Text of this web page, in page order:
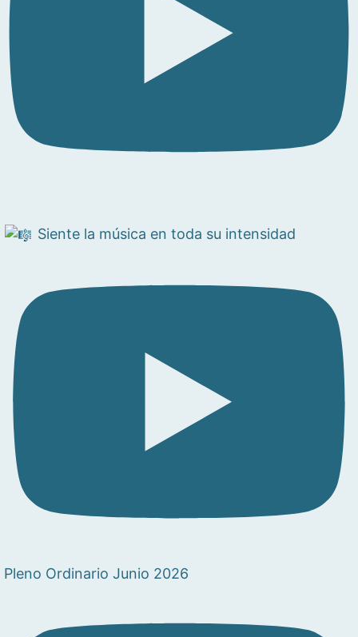
Siente la música en toda su intensidad
Pleno Ordinario Junio 2026